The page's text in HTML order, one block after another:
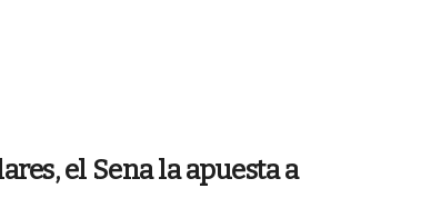
el Sena la apuesta a